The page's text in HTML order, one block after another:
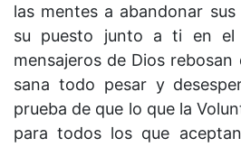
las mentes a abandonar
su puesto junto a ti en el
mensajeros de Dios
sana todo pesar y
prueba de que lo que la
para todos los que